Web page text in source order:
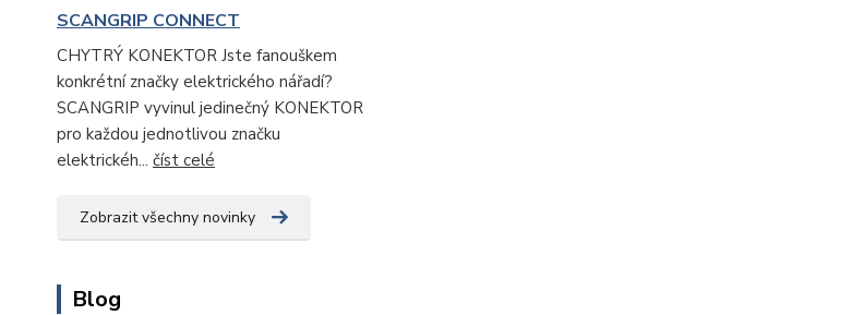
SCANGRIP CONNECT
CHYTRÝ KONEKTOR Jste fanouškem
konkrétní značky elektrického nářadí?
SCANGRIP vyvinul jedinečný KONEKTOR
pro každou jednotlivou značku
elektrickéh... číst celé
Zobrazit všechny novinky
Blog